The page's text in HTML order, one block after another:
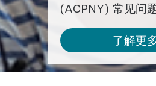
(ACPNY) 常见问
了解更